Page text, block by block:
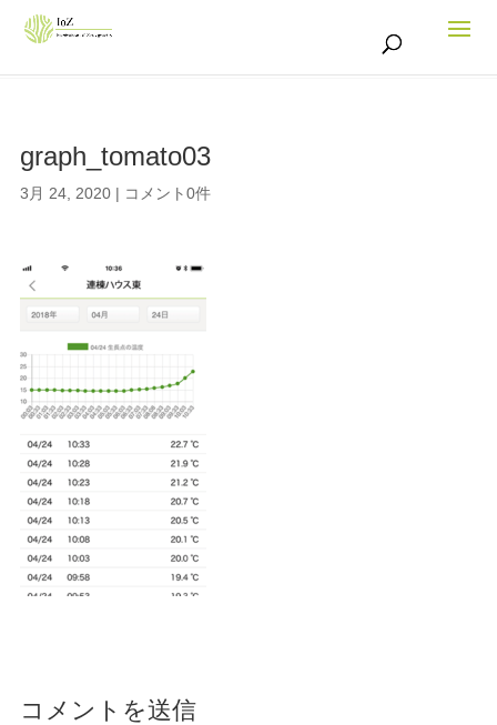
graph_tomato03
3月 24, 2020| コメント0件
コメントを送信